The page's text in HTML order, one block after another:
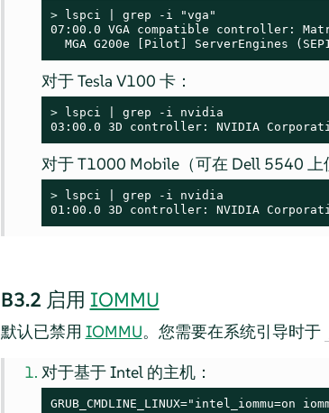
> lspci | grep -i "vga"
07:00.0 VGA compatible controller:
MGA G200e [Pilot] ServerEngines
对于 Tesla V100 卡：
> lspci | grep -i nvidia
03:00.0 3D controller: NVIDIA
对于 T1000 Mobile（可在 Dell 5540 上
> lspci | grep -i nvidia
01:00.0 3D controller: NVIDIA
B3.2 启用 IOMMU
默认已禁用 IOMMU。您需要在系统引导时于
对于基于 Intel 的主机：